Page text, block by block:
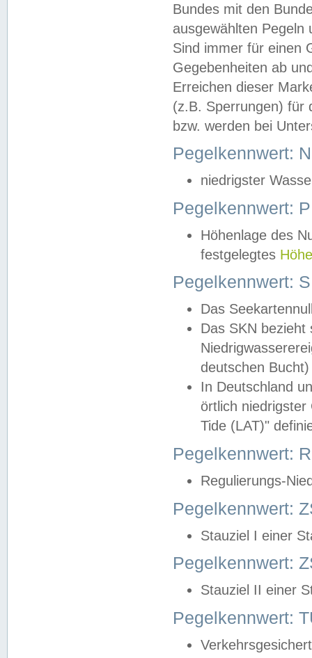
Bundes mit den
ausgewählten
Sind immer für einen
Gegebenheiten ab
Erreichen dieser
(z.B. Sperrungen) für
bzw. werden bei
Pegelkennwert:
niedrigster
Pegelkennwert:
Höhenlage des
festgelegtes
Pegelkennwert:
Das
Das SKN
deutschen
In Deutschland
örtlich
Tide (LAT)"
Pegelkennwert:
Regulierungs-
Pegelkennwert:
Stauziel I einer
Pegelkennwert:
Stauziel II einer
Pegelkennwert: